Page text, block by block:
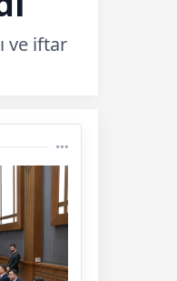
ve iftar